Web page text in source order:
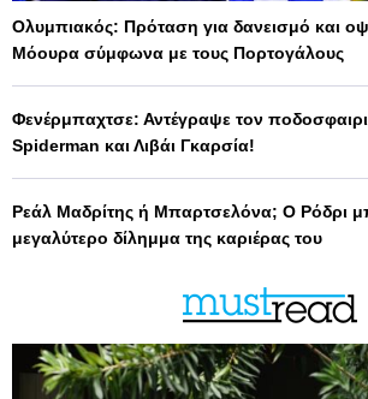
Ολυμπιακός: Πρόταση για δανεισμό και
Μόουρα σύμφωνα με τους Πορτογάλους
Φενέρμπαχτσε: Αντέγραψε τον
Spiderman και Λιβάι Γκαρσία!
Ρεάλ Μαδρίτης ή Μπαρτσελόνα; Ο Ρόδρι
μεγαλύτερο δίλημμα της καριέρας του